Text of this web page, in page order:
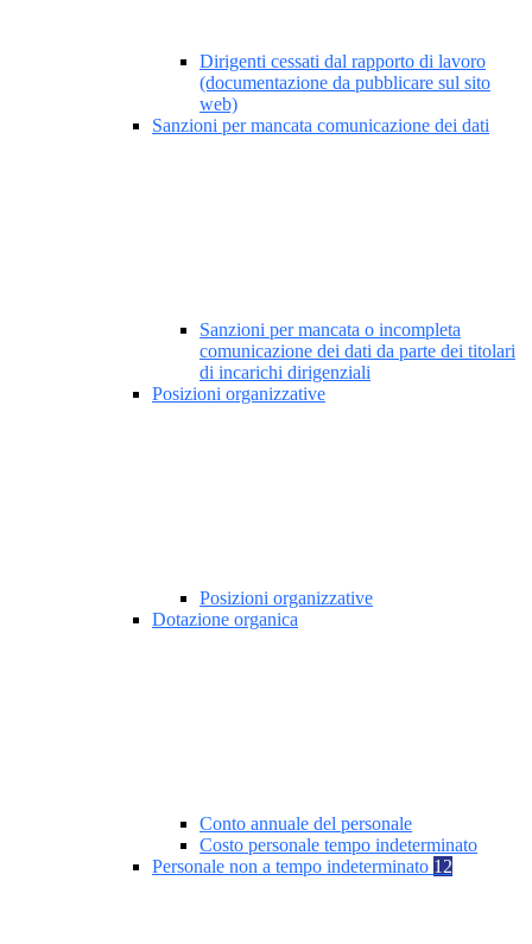
Dirigenti cessati dal rapporto di lavoro
(documentazione da pubblicare sul sito
web)
Sanzioni per mancata comunicazione dei dati
Sanzioni per mancata o incompleta
comunicazione dei dati da parte dei titolari
di incarichi dirigenziali
Posizioni organizzative
Posizioni organizzative
Dotazione organica
Conto annuale del personale
Costo personale tempo indeterminato
Personale non a tempo indeterminato 12